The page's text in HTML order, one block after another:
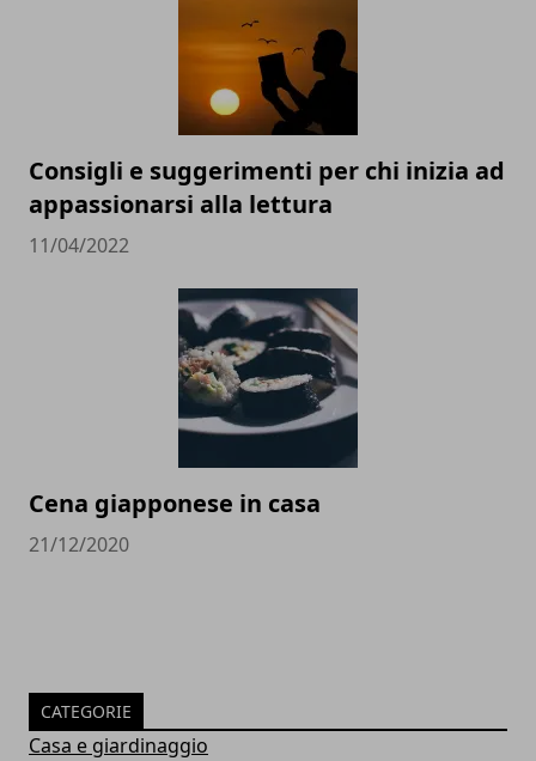
Consigli e suggerimenti per chi inizia ad
appassionarsi alla lettura
11/04/2022
Cena giapponese in casa
21/12/2020
CATEGORIE
Casa e giardinaggio